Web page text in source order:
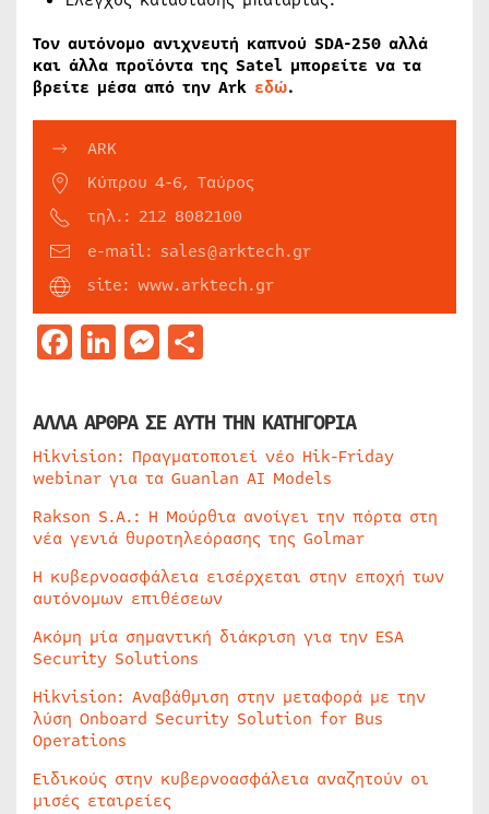
Τον αυτόνομο ανιχνευτή καπνού SDA-250 αλλά
και άλλα προϊόντα της Satel μπορείτε να τα
βρείτε μέσα από την Ark εδώ.
ARK
Κύπρου 4-6, Ταύρος
τηλ.: 212 8082100
e-mail: sales@arktech.gr
site: www.arktech.gr
Facebook
LinkedIn
Messenger
ΑΛΛΑ ΑΡΘΡΑ ΣΕ ΑΥΤΗ ΤΗΝ ΚΑΤΗΓΟΡΙΑ
Hikvision: Πραγματοποιεί νέο Hik-Friday
webinar για τα Guanlan AI Models
Rakson S.A.: Η Μούρθια ανοίγει την πόρτα στη
νέα γενιά θυροτηλεόρασης της Golmar
Η κυβερνοασφάλεια εισέρχεται στην εποχή των
αυτόνομων επιθέσεων
Ακόμη μία σημαντική διάκριση για την ESA
Security Solutions
Hikvision: Αναβάθμιση στην μεταφορά με την
λύση Onboard Security Solution for Bus
Operations
Ειδικούς στην κυβερνοασφάλεια αναζητούν οι
μισές εταιρείες